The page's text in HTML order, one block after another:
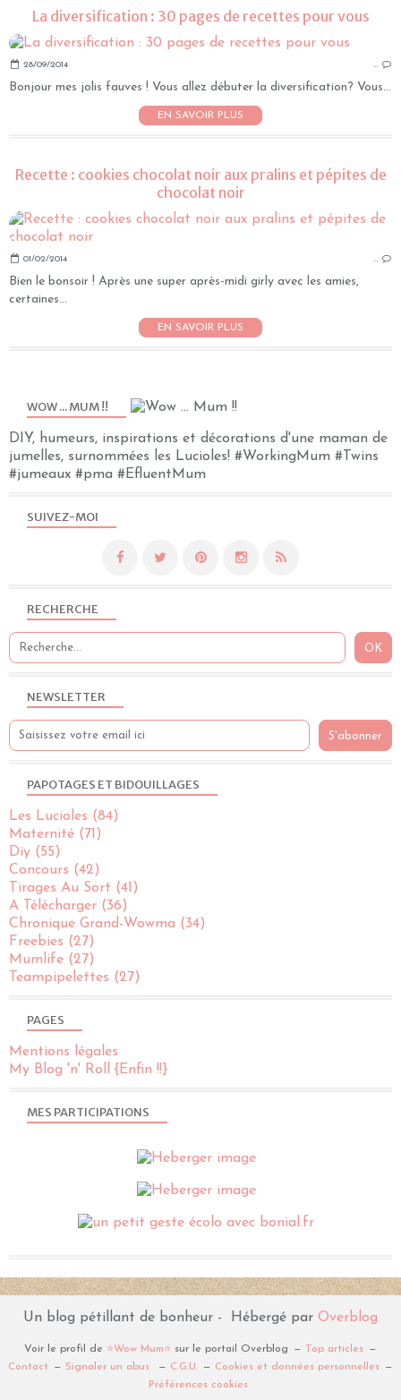
La diversification : 30 pages de recettes pour vous
28/09/2014 …
Bonjour mes jolis fauves ! Vous allez débuter la diversification? Vous...
EN SAVOIR PLUS
Recette : cookies chocolat noir aux pralins et pépites de
chocolat noir
01/02/2014 …
Bien le bonsoir ! Après une super après-midi girly avec les amies,
certaines...
EN SAVOIR PLUS
NEWSLETTER
SUIVEZ-MOI
RECHERCHE
WOW ... MUM !!
DIY, humeurs, inspirations et décorations d'une maman de
jumelles, surnommées les Lucioles! #WorkingMum #Twins
#jumeaux #pma #EfluentMum
PAGES
Mentions légales
My Blog 'n' Roll {Enfin !!}
PAPOTAGES ET BIDOUILLAGES
Les Lucioles (84)
Maternité (71)
Diy (55)
Concours (42)
Tirages Au Sort (41)
A Télécharger (36)
Chronique Grand-Wowma (34)
Freebies (27)
Mumlife (27)
Teampipelettes (27)
MES PARTICIPATIONS
Un blog pétillant de bonheur - Hébergé par Overblog
Voir le profil de ⭐️Wow Mum⭐️ sur le portail Overblog
Top articles
Contact
Signaler un abus C.G.U.
Cookies et données personnelles
Préférences cookies